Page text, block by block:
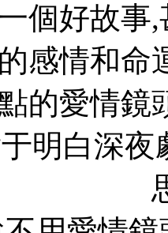
個好故事
感情和命
的愛情鏡
明白深